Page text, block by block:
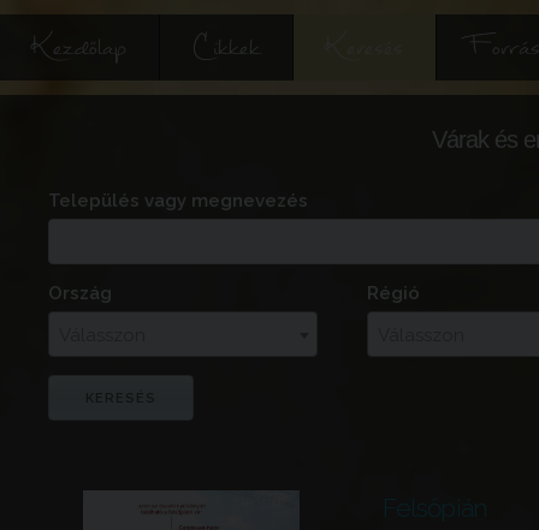
Kezdőlap Cikkek
Várak és
Település vagy megnevezés
Ország
Régió
Felsőpián